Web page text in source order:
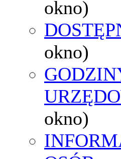
okno)
okno)
okno)